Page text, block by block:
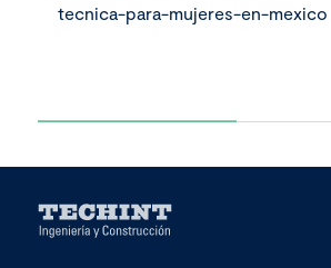
tecnica-para-mujeres-en-mexico